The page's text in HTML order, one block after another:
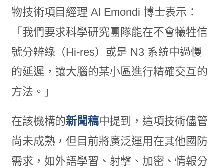
物技術項目經理 Al Emondi 博士表示：
「我們要求科學研究團隊能在不會犧牲信
號分辨綠（Hi-res）或是 N3 系統中過慢
的延遲，讓大腦的某小區進行精確交互的
方法。」
在該機構的新聞稿中提到，這項技術儘管
尚未成熟，但目前將廣泛運用在其他國防
需求，如外語學習、射擊、加密、情報分